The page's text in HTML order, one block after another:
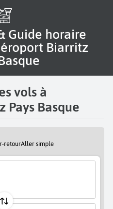
Biarritz
vols à
Basque
retourAller simple